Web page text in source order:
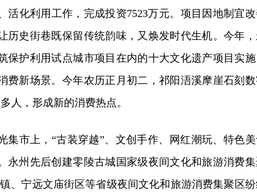
活化利用工作，完成投资7523万元。项目因地制宜
历史街巷既保留传统韵味，又焕发时代生机。今年
保护利用试点城市项目在内的十大文化遗产项目实施
费新场景。今年农历正月初二，祁阳浯溪摩崖石刻
人，形成新的消费热点。
集市上，“古装穿越”、文创手作、网红潮玩、特色
永州先后创建零陵古城国家级夜间文化和旅游消费
、宁远文庙街区等省级夜间文化和旅游消费集聚区